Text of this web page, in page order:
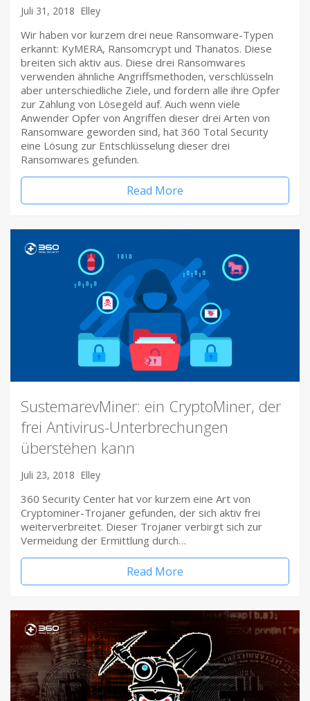
Juli 31, 2018 Elley
Wir haben vor kurzem drei neue Ransomware-Typen
erkannt: KyMERA, Ransomcrypt und Thanatos. Diese
breiten sich aktiv aus. Diese drei Ransomwares
verwenden ähnliche Angriffsmethoden, verschlüsseln
aber unterschiedliche Ziele, und fordern alle ihre Opfer
zur Zahlung von Lösegeld auf. Auch wenn viele
Anwender Opfer von Angriffen dieser drei Arten von
Ransomware geworden sind, hat 360 Total Security
eine Lösung zur Entschlüsselung dieser drei
Ransomwares gefunden.
Read More
SustemarevMiner: ein CryptoMiner, der
frei Antivirus-Unterbrechungen
überstehen kann
Juli 23, 2018 Elley
360 Security Center hat vor kurzem eine Art von
Cryptominer-Trojaner gefunden, der sich aktiv frei
weiterverbreitet. Dieser Trojaner verbirgt sich zur
Vermeidung der Ermittlung durch…
Read More